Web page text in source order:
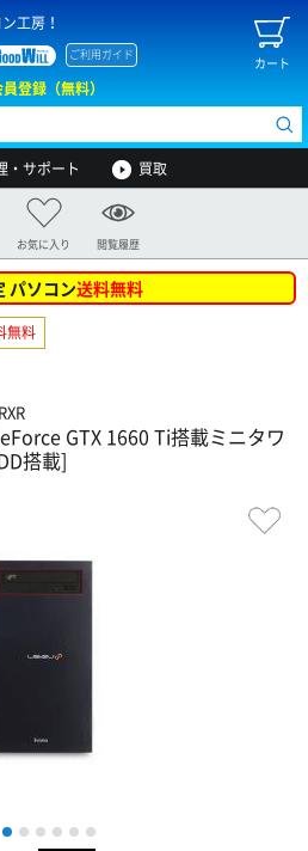
工房！
カート
ご利用ガイド
登録（無料）
・サポート 買取
お気に入り 閲覧履歴
パソコン送料無料
無料
GTX 1660 Ti搭載ミニタワ
搭載]
1 2 3 4 5 6